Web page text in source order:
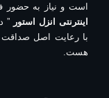
است و نیاز به حضور
اینترنتی انزل استور ”
با رعایت اصل
هست.